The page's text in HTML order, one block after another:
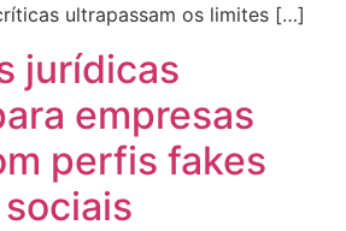
ultrapassam os limites […]
jurídicas
empresas
perfis fakes